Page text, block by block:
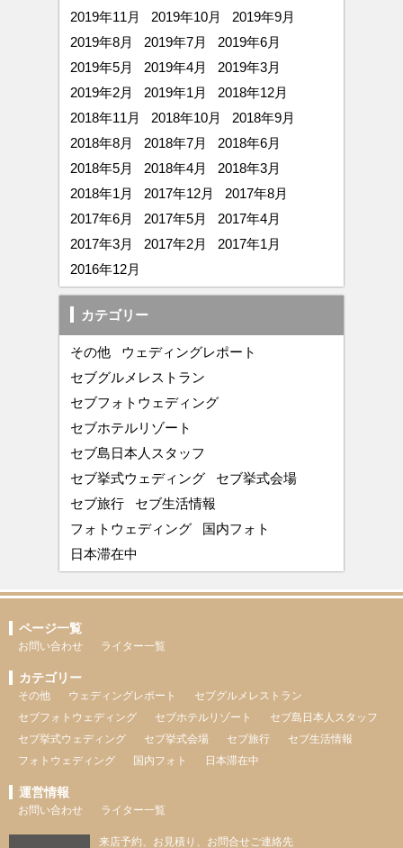
2019年11月
2019年10月
2019年9月
2019年8月
2019年7月
2019年6月
2019年5月
2019年4月
2019年3月
2019年2月
2019年1月
2018年12月
2018年11月
2018年10月
2018年9月
2018年8月
2018年7月
2018年6月
2018年5月
2018年4月
2018年3月
2018年1月
2017年12月
2017年8月
2017年6月
2017年5月
2017年4月
2017年3月
2017年2月
2017年1月
2016年12月
カテゴリー
その他
ウェディングレポート
セブグルメレストラン
セブフォトウェディング
セブホテルリゾート
セブ島日本人スタッフ
セブ挙式ウェディング
セブ挙式会場
セブ旅行
セブ生活情報
フォトウェディング
国内フォト
日本滞在中
ページ一覧
お問い合わせ ライター一覧
カテゴリー
その他 ウェディングレポート
セブグルメレストラン
セブフォトウェディング
セブホテルリゾート
セブ島日本人スタッフ
セブ挙式ウェディング
セブ挙式会場 セブ旅行
セブ生活情報
フォトウェディング
国内フォト 日本滞在中
運営情報
お問い合わせ ライター一覧
来店予約、お見積り、お問合せご連絡先